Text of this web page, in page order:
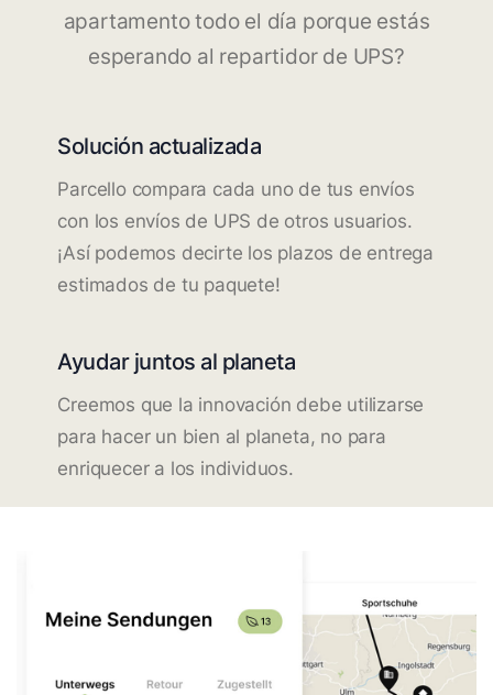
apartamento todo el día porque estás
esperando al repartidor de UPS?
Solución actualizada
Parcello compara cada uno de tus envíos
con los envíos de UPS de otros usuarios.
¡Así podemos decirte los plazos de entrega
estimados de tu paquete!
Ayudar juntos al planeta
Creemos que la innovación debe utilizarse
para hacer un bien al planeta, no para
enriquecer a los individuos.